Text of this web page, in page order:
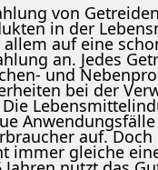
von
in der
auf eine
an. Jedes
und
bei der
auf. Doch
immer gleiche